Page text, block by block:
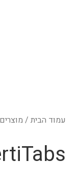
עמוד הבית /